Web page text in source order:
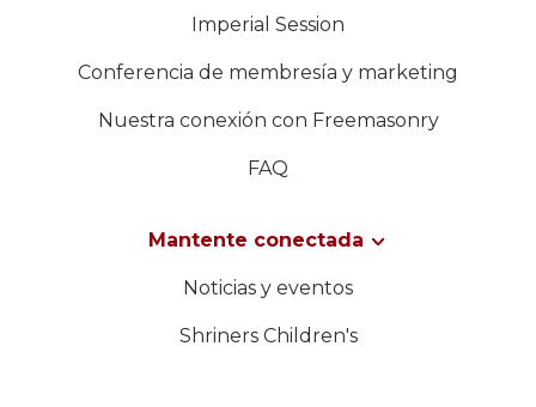
Imperial Session
Conferencia de membresía y marketing
Nuestra conexión con Freemasonry
FAQ
Mantente conectada
Noticias y eventos
Shriners Children's